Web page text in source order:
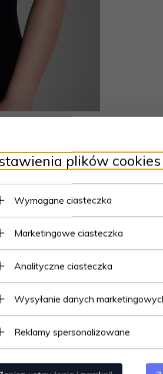
w dotyku - dyskretne,
plików cookies
Wymagane ciasteczka
Marketingowe ciasteczka
Analityczne ciasteczka
Wysyłanie danych
Reklamy spersonalizowane